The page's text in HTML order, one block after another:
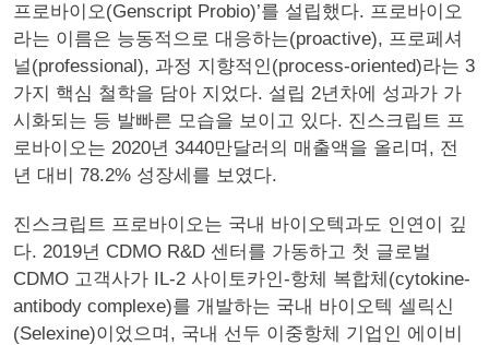
프로바이오(Genscript Probio)’를 설립했다. 프로바이오
라는 이름은 능동적으로 대응하는(proactive), 프로페셔
널(professional), 과정 지향적인(process-oriented)라는 3
가지 핵심 철학을 담아 지었다. 설립 2년차에 성과가 가
시화되는 등 발빠른 모습을 보이고 있다. 진스크립트 프
로바이오는 2020년 3440만달러의 매출액을 올리며, 전
년 대비 78.2% 성장세를 보였다.
진스크립트 프로바이오는 국내 바이오텍과도 인연이 깊
다. 2019년 CDMO R&D 센터를 가동하고 첫 글로벌
CDMO 고객사가 IL-2 사이토카인-항체 복합체(cytokine-
antibody complexe)를 개발하는 국내 바이오텍 셀릭신
(Selexine)이었으며, 국내 선두 이중항체 기업인 에이비